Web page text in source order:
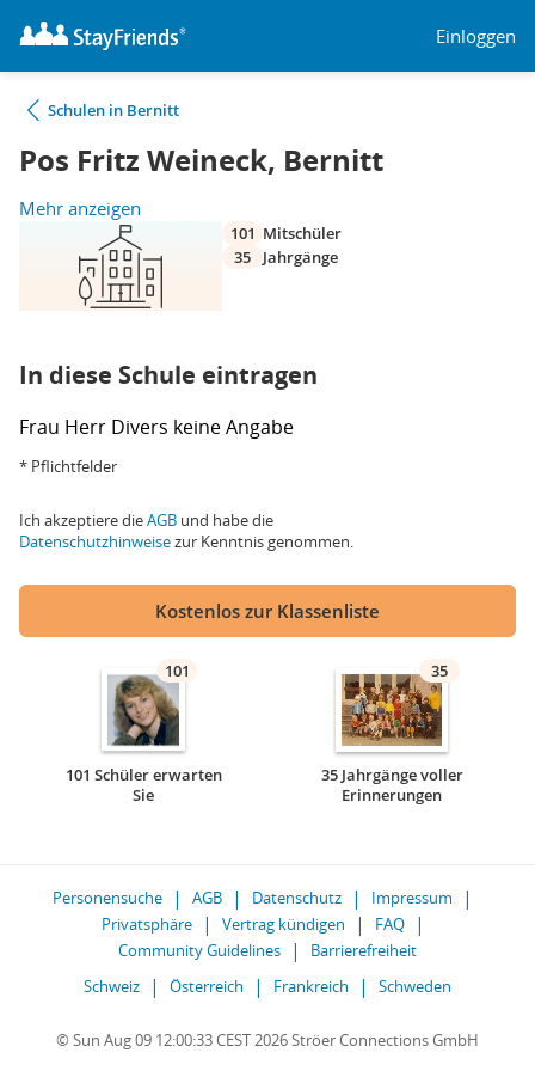
Einloggen
Schulen in Bernitt
Pos Fritz Weineck, Bernitt
Mehr anzeigen
101 Mitschüler
35
Jahrgänge
In diese Schule eintragen
Frau Herr Divers keine Angabe
* Pflichtfelder
Ich akzeptiere dieAGB und habe die
Datenschutzhinweisezur Kenntnis genommen.
Kostenlos zur Klassenliste
101
101 Schüler erwarten
Sie
35
35 Jahrgänge voller
Erinnerungen
Personensuche AGB Datenschutz
Impressum
Privatsphäre
Vertrag kündigen
FAQ
Community Guidelines
Barrierefreiheit
Schweiz
Österreich Frankreich Schweden
© Sun Aug 09 12:00:33 CEST 2026 Ströer Connections GmbH